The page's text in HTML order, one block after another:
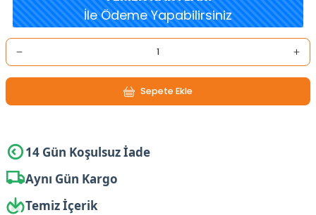
İle Ödeme Yapabilirsiniz
Sepete Ekle
14 Gün Koşulsuz İade
Aynı Gün Kargo
Temiz İçerik